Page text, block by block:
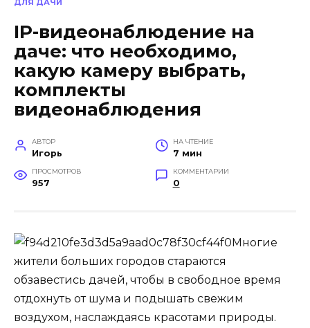
ДЛЯ ДАЧИ
IP-видеонаблюдение на
даче: что необходимо,
какую камеру выбрать,
комплекты
видеонаблюдения
АВТОР
Игорь
НА ЧТЕНИЕ
7 мин
ПРОСМОТРОВ
957
КОММЕНТАРИИ
0
Многие
жители больших городов стараются
обзавестись дачей, чтобы в свободное время
отдохнуть от шума и подышать свежим
воздухом, наслаждаясь красотами природы.